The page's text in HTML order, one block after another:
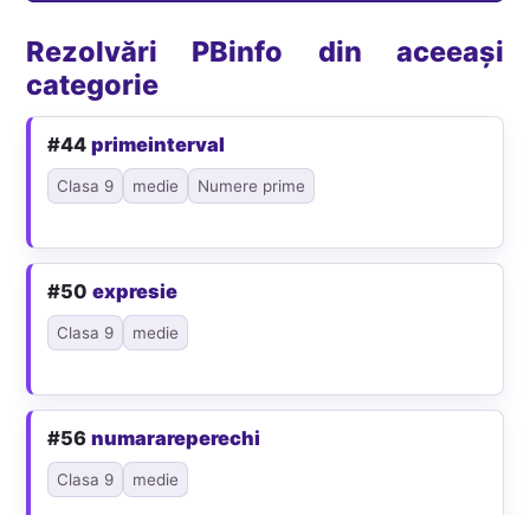
Rezolvări PBinfo din aceeași
categorie
#44primeinterval
Clasa 9 medie Numere prime
#50expresie
Clasa 9 medie
#56numarareperechi
Clasa 9 medie